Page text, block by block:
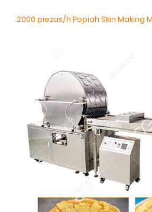
2000 piezas/h Popiah Skin Making